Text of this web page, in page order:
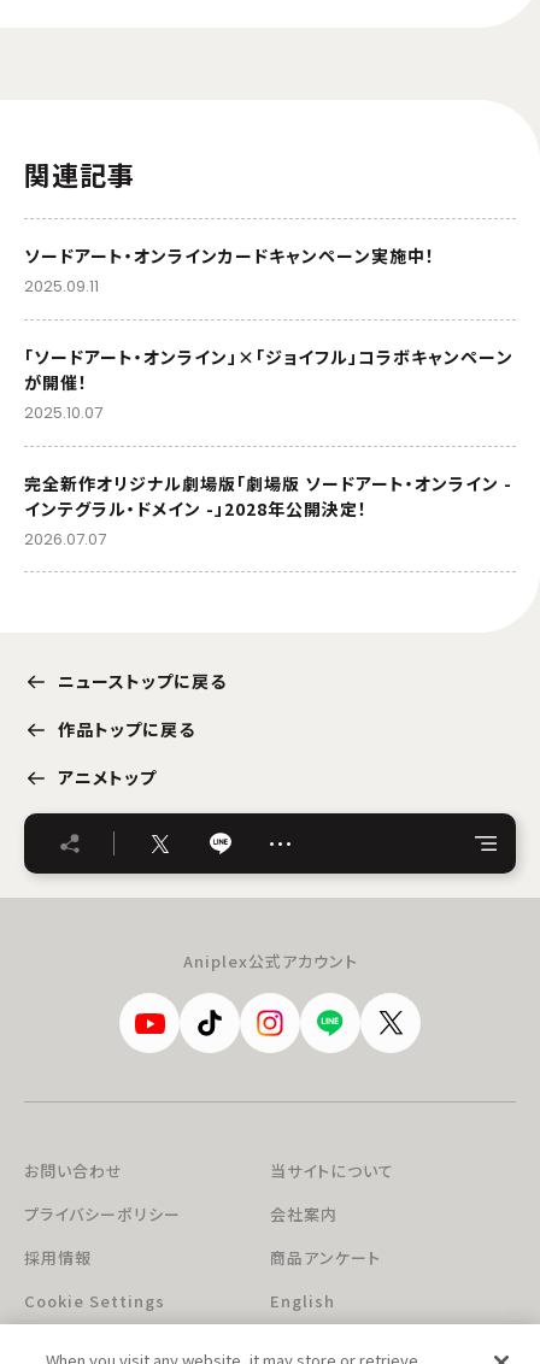
関連記事
ソードアート・オンラインカードキャンペーン実施中！
2025.09.11
「ソードアート・オンライン」×「ジョイフル」コラボキャンペーン
が開催！
2025.10.07
完全新作オリジナル劇場版「劇場版 ソードアート・オンライン -
インテグラル・ドメイン -」2028年公開決定！
2026.07.07
ニューストップに戻る
作品トップに戻る
アニメトップ
…
Aniplex公式アカウント
お問い合わせ
当サイトについて
プライバシーポリシー
会社案内
採用情報
商品アンケート
Cookie Settings
English